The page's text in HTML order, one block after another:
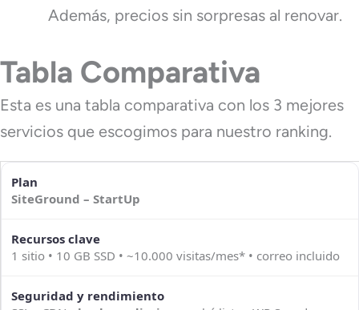
Además, precios sin sorpresas al renovar.
Tabla Comparativa
Esta es una tabla comparativa con los 3 mejores
servicios que escogimos para nuestro ranking.
SiteGround – StartUp
1 sitio • 10 GB SSD • ~10.000 visitas/mes* • correo incluido